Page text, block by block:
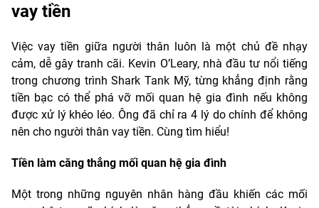
vay tiền
Việc vay tiền giữa người thân luôn là một chủ đề nhạy
cảm, dễ gây tranh cãi. Kevin O’Leary, nhà đầu tư nổi tiếng
trong chương trình Shark Tank Mỹ, từng khẳng định rằng
tiền bạc có thể phá vỡ mối quan hệ gia đình nếu không
được xử lý khéo léo. Ông đã chỉ ra 4 lý do chính để không
nên cho người thân vay tiền. Cùng tìm hiểu!
Tiền làm căng thẳng mối quan hệ gia đình
Một trong những nguyên nhân hàng đầu khiến các mối